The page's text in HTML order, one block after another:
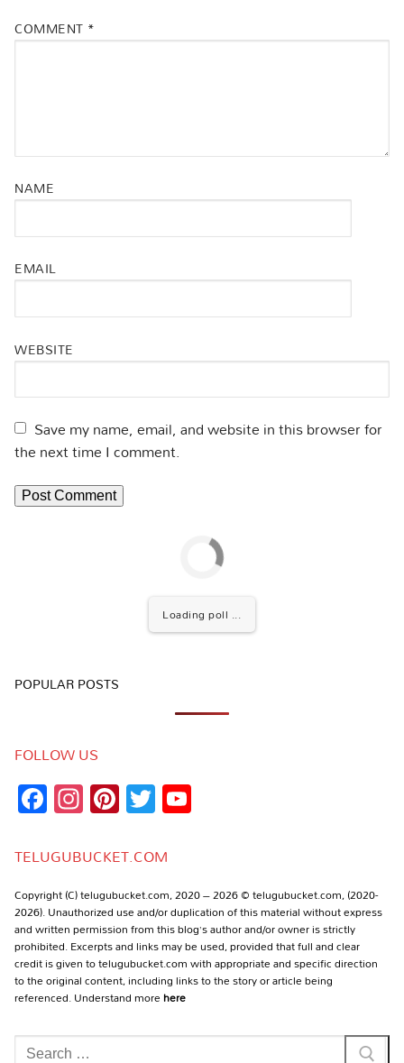
COMMENT *
NAME
EMAIL
WEBSITE
Save my name, email, and website in this browser for
the next time I comment.
Loading poll ...
POPULAR POSTS
FOLLOW US
Facebook
Instagram
Pinterest
Twitter
TELUGUBUCKET.COM
Copyright (C) telugubucket.com, 2020 – 2026 © telugubucket.com, (2020-
2026). Unauthorized use and/or duplication of this material without express
and written permission from this blog’s author and/or owner is strictly
prohibited. Excerpts and links may be used, provided that full and clear
credit is given to telugubucket.com with appropriate and specific direction
to the original content, including links to the story or article being
referenced. Understand morehere
Search